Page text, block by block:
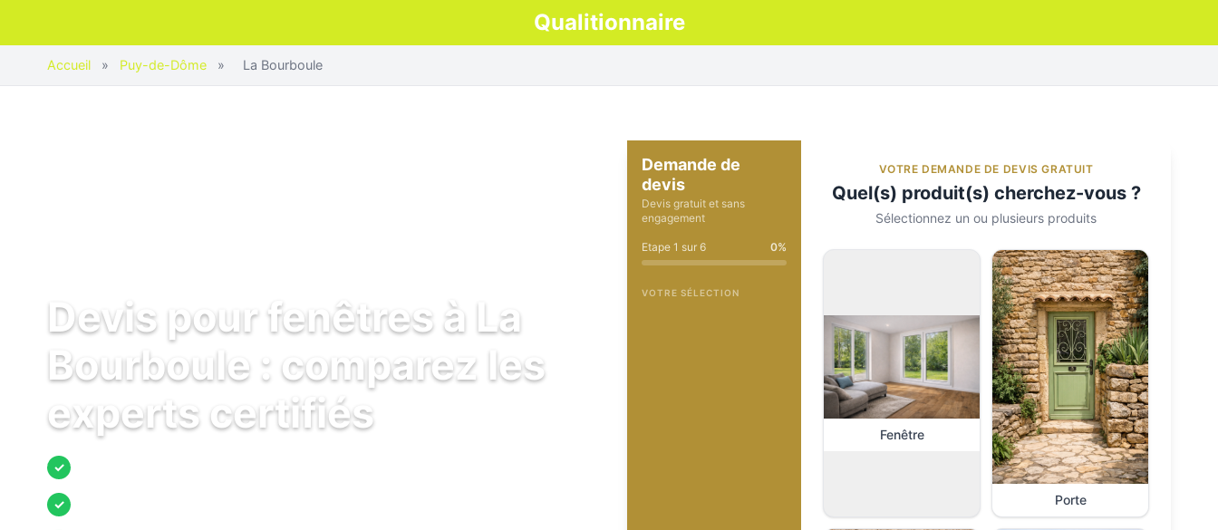
Qualitionnaire
Accueil » Puy-de-Dôme » La Bourboule
Devis pour fenêtres à La
Bourboule : comparez les
experts certifiés
✓
✓
Demande de
devis
Devis gratuit et sans
engagement
Etape 1 sur 6 0%
VOTRE SÉLECTION
VOTRE DEMANDE DE DEVIS GRATUIT
Quel(s) produit(s) cherchez-vous ?
Sélectionnez un ou plusieurs produits
Fenêtre
Porte